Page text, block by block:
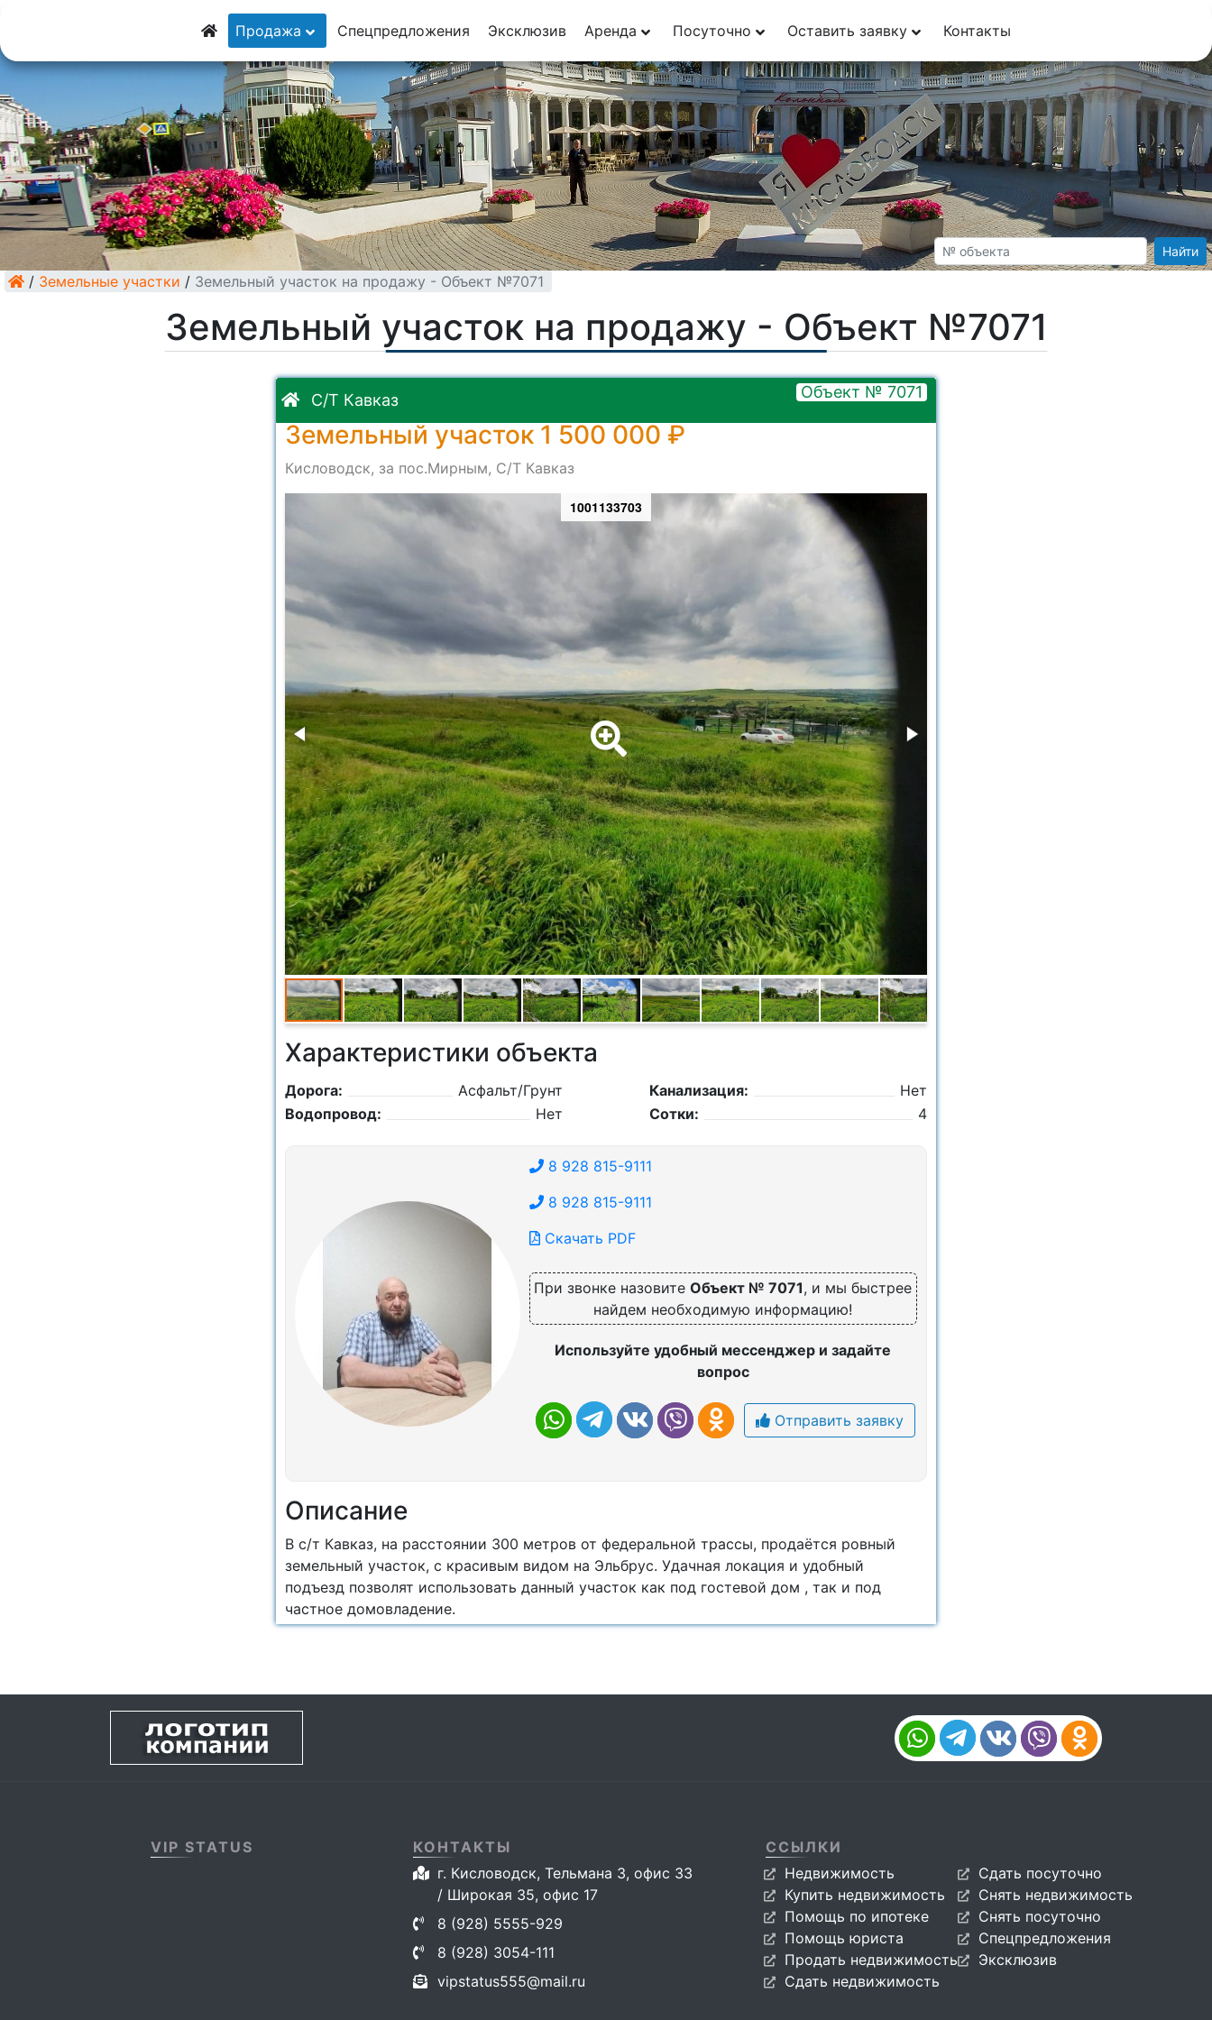
8 (928) 5555-929
8 (928) 3054-111
Продажа Спецпредложения Эксклюзив Аренда Посуточно Оставить заявку Контакты
Найти
/ Земельные участки / Земельный участок на продажу - Объект №7071
Земельный участок на продажу - Объект №7071
С/Т Кавказ Объект № 7071
Земельный участок 1 500 000 ₽
Кисловодск, за пос.Мирным, С/Т Кавказ
1001133703
Характеристики объекта
Дорога:
Асфальт/Грунт
Водопровод:
Нет
Канализация:
Нет
Сотки:
4
8 928 815-9111
8 928 815-9111
Скачать PDF
При звонке назовитеОбъект № 7071, и мы быстрее
найдем необходимую информацию!
Используйте удобный мессенджер и задайте
вопрос
Отправить заявку
Описание
В с/т Кавказ, на расстоянии 300 метров от федеральной трассы, продаётся ровный
земельный участок, с красивым видом на Эльбрус. Удачная локация и удобный
подъезд позволят использовать данный участок как под гостевой дом , так и под
частное домовладение.
VIP STATUS
КОНТАКТЫ
г. Кисловодск, Тельмана 3, офис 33
/ Широкая 35, офис 17
8 (928) 5555-929
8 (928) 3054-111
vipstatus555@mail.ru
ССЫЛКИ
Недвижимость
Купить недвижимость
Помощь по ипотеке
Помощь юриста
Продать недвижимость
Сдать недвижимость
Сдать посуточно
Снять недвижимость
Снять посуточно
Спецпредложения
Эксклюзив